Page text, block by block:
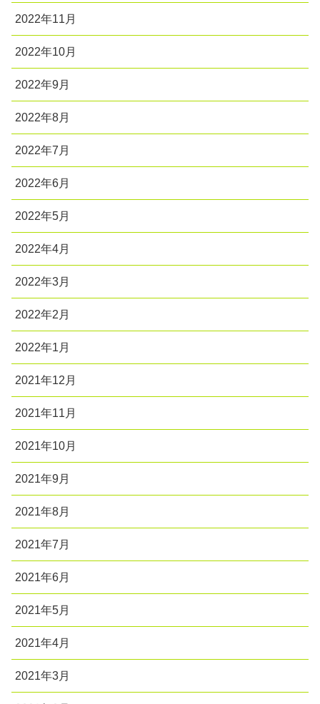
2022年11月
2022年10月
2022年9月
2022年8月
2022年7月
2022年6月
2022年5月
2022年4月
2022年3月
2022年2月
2022年1月
2021年12月
2021年11月
2021年10月
2021年9月
2021年8月
2021年7月
2021年6月
2021年5月
2021年4月
2021年3月